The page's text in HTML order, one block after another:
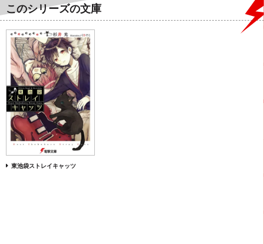
このシリーズの文庫
東池袋ストレイキャッツ